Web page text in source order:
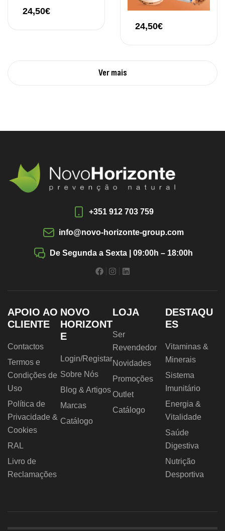
24,50€
24,50€
Ver mais
+351 912 703 759
info@novo-horizonte-group.com
De Segunda a Sexta | 09:00h – 18:00h
APOIO AO
CLIENTE
Contactos
Termos e
Condições de
Uso
Política de
Privacidade &
Cookies
RAL
Livro de
Reclamações
NOVO
HORIZONT
E
Login/Registar
Sobre Nós
Blog & Artigos
Marcas
Catálogo
LOJA
Ser
Revendedor
Novidades
Promoções
Outlet
Catálogo
DESTAQU
ES
Vitaminas &
Minerais
Sistema
Imunitário
Energia &
Vitalidade
Saúde
Digestiva
Nutrição
Desportiva